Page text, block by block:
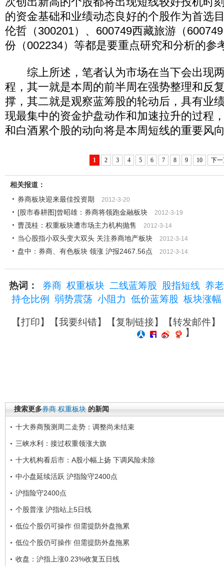
的资金基础和业绩动态良好的个股作为首选
伦哲（300201）、600749西藏旅游（
份（002234）等都是要重点研究和分析的参
综上所述，笔者认为市场在当下会出现
程，其一就是本周的前半周在强势整理和反
撑，其二就是观察蓝筹股的轮动后，具有业
现最集中的资金护盘动作和加速拉升的过程
和白酒累个股的动向将是本周短线的重要风
1 2 3 4 5 6 7 8 9 10 下
相关报道：
券商板块迎来最佳投资期
2012-3-20
[股市春耕图]曾昭雄：券商将领跑金融板块 2012-3-19
曹茂桂：权重板块遭市场主力机构抛售 2012-3-14
当心股指小双头变大双头 关注券商地产板块 2012-3-14
盘中：券商、有色板块 领涨 沪报2467.56点 2012-3-14
热词： 券商 权重板块 二线蓝筹股 股指短线 养
持仓比例
弱势震荡 小阻力 低价蓝筹股 板块涨幅
【打印】【我要纠错】【复制链接】【转发邮件】
】
搜索更多券商 权重板块 的新闻
十大券商预测周二走势：调整尚未结束
三峡水利：接过权重领涨大旗
十大机构看后市：A股小幅上扬 下调风险未除
中小盘延续活跃 沪指险守2400点
沪指险守2400点
个股普涨 沪指站上5日线
低位个股仍可操作 但需提防外盘拖累
低位个股仍可操作 但需提防外盘拖累
收盘：沪指上涨0.23%收复五日线